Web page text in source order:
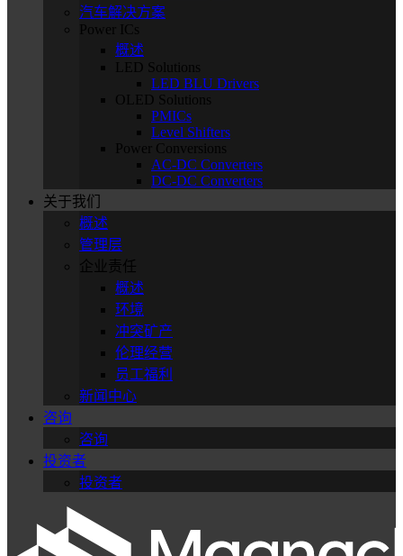
汽车解决方案
Power ICs
概述
LED Solutions
LED BLU Drivers
OLED Solutions
PMICs
Level Shifters
Power Conversions
AC-DC Converters
DC-DC Converters
关于我们
概述
管理层
企业责任
概述
环境
冲突矿产
伦理经营
员工福利
新闻中心
咨询
咨询
投资者
投资者